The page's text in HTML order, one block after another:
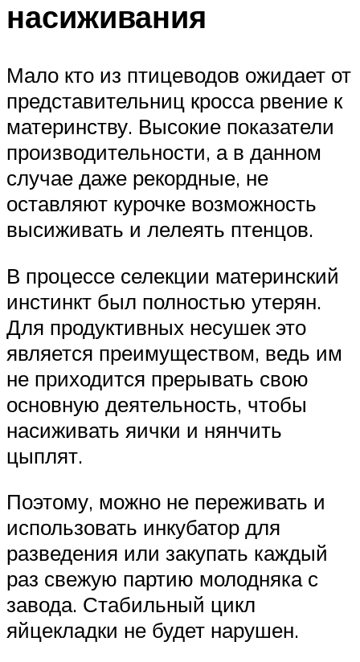
насиживания
Мало кто из птицеводов ожидает от
представительниц кросса рвение к
материнству. Высокие показатели
производительности, а в данном
случае даже рекордные, не
оставляют курочке возможность
высиживать и лелеять птенцов.
В процессе селекции материнский
инстинкт был полностью утерян.
Для продуктивных несушек это
является преимуществом, ведь им
не приходится прерывать свою
основную деятельность, чтобы
насиживать яички и нянчить
цыплят.
Поэтому, можно не переживать и
использовать инкубатор для
разведения или закупать каждый
раз свежую партию молодняка с
завода. Стабильный цикл
яйцекладки не будет нарушен.